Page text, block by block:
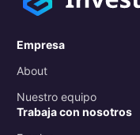
Empresa
About
Nuestro equipo
Trabaja con nosotros